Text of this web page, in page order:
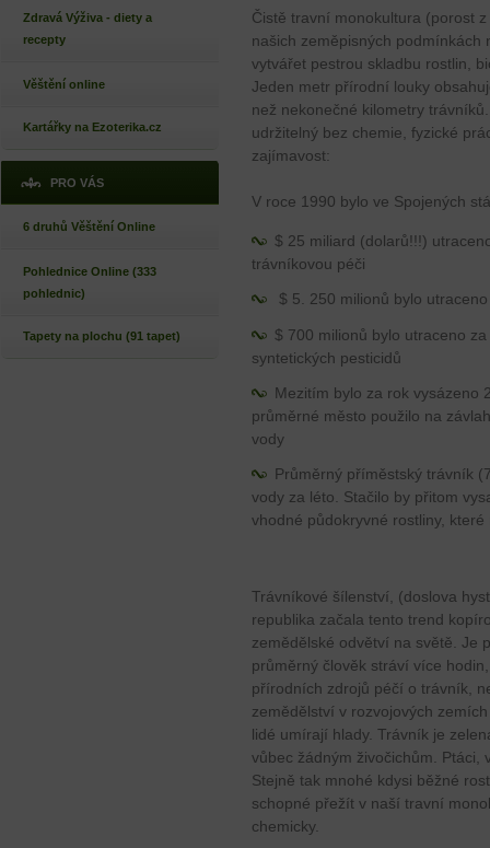
Zdravá Výživa - diety a
recepty
Věštění online
Kartářky na Ezoterika.cz
PRO VÁS
6 druhů Věštění Online
Pohlednice Online (333
pohlednic)
Tapety na plochu (91 tapet)
Čistě travní monokultura (porost
našich zeměpisných
vytvářet pestrou skladbu rostlin,
Jeden metr přírodní louky
než nekonečné kilometry
udržitelný bez chemie, fyzické
zajímavost:
V roce 1990 bylo ve Spojených
$ 25 miliard (dolarů!!!)
trávníkovou péči
$ 5. 250 milionů bylo
$ 700 milionů bylo utraceno
syntetických pesticidů
Mezitím bylo za rok vysázeno
průměrné město použilo na
vody
Průměrný příměstský trávník
vody za léto. Stačilo by přitom
vhodné půdokryvné rostliny,
Trávníkové šílenství, (doslova
republika začala tento trend
zemědělské odvětví na světě. Je
průměrný člověk stráví více
přírodních zdrojů péčí o trávník,
zemědělství v rozvojových
lidé umírají hlady. Trávník je
vůbec žádným živočichům. Ptáci,
Stejně tak mnohé kdysi běžné
schopné přežít v naší travní
chemicky.